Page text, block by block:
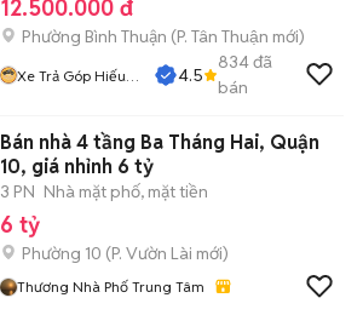
12.500.000 đ
Phường Bình Thuận (P. Tân Thuận mới)
Xe Trả Góp Hiếu
4.5
834đã
bán
Bán nhà 4 tầng Ba Tháng Hai, Quận
10, giá nhỉnh 6 tỷ
3 PN Nhà mặt phố, mặt tiền
6 tỷ
Phường 10 (P. Vườn Lài mới)
Thương Nhà Phố Trung Tâm